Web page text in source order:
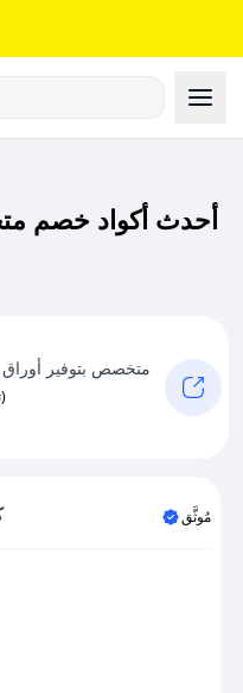
أحدث أكواد خصم
متخصص بتوفير أوراق
(0 تقييمات)
مُوثَّق